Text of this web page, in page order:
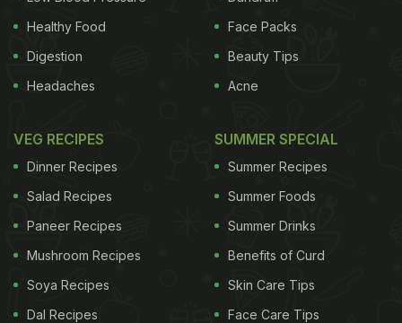
Healthy Food
Digestion
Headaches
Face Packs
Beauty Tips
Acne
VEG RECIPES
Dinner Recipes
Salad Recipes
Paneer Recipes
Mushroom Recipes
Soya Recipes
Dal Recipes
SUMMER SPECIAL
Summer Recipes
Summer Foods
Summer Drinks
Benefits of Curd
Skin Care Tips
Face Care Tips